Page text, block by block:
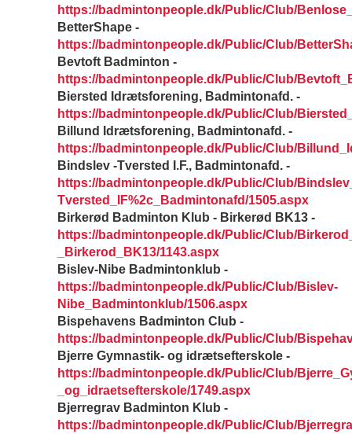
https://badmintonpeople.dk/Public/Club/
BetterShape -
https://badmintonpeople.dk/Public/Club/
Bevtoft Badminton -
https://badmintonpeople.dk/Public/Club/
Biersted Idrætsforening, Badmintonafd. -
https://badmintonpeople.dk/Public/Club/
Billund Idrætsforening, Badmintonafd. -
https://badmintonpeople.dk/Public/Club/
Bindslev -Tversted I.F., Badmintonafd. -
https://badmintonpeople.dk/Public/Club/
Tversted_IF%2c_Badmintonafd/1505.aspx
Birkerød Badminton Klub - Birkerød BK13 -
https://badmintonpeople.dk/Public/Club/
_Birkerod_BK13/1143.aspx
Bislev-Nibe Badmintonklub -
https://badmintonpeople.dk/Public/Club/Bislev-
Nibe_Badmintonklub/1506.aspx
Bispehavens Badminton Club -
https://badmintonpeople.dk/Public/Club/
Bjerre Gymnastik- og idrætsefterskole -
https://badmintonpeople.dk/Public/Club/
_og_idraetsefterskole/1749.aspx
Bjerregrav Badminton Klub -
https://badmintonpeople.dk/Public/Club/